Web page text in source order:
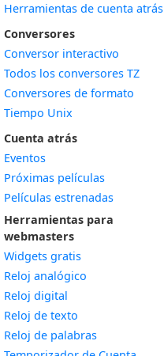
Herramientas de cuenta atrás
Conversores
Conversor interactivo
Todos los conversores TZ
Conversores de formato
Tiempo Unix
Cuenta atrás
Eventos
Próximas películas
Películas estrenadas
Herramientas para
webmasters
Widgets gratis
Reloj analógico
Reloj digital
Reloj de texto
Reloj de palabras